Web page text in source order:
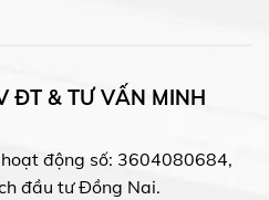
ĐT & TƯ VẤN MINH
động số: 3604080684,
đầu tư Đồng Nai.